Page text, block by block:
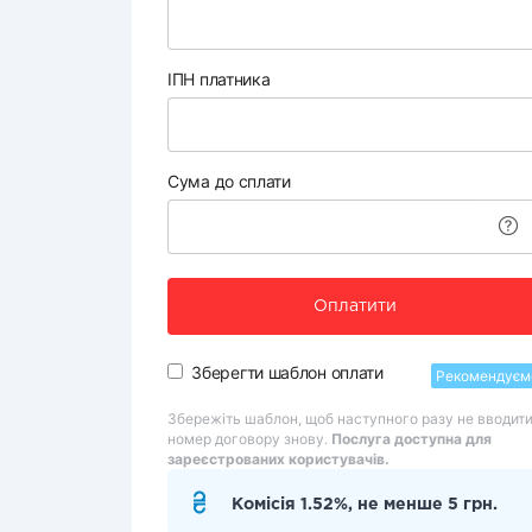
ІПН платника
Сума до сплати
Оплатити
Зберегти шаблон оплати
Збережіть шаблон, щоб наступного разу не вводити
номер договору знову. Послуга доступна для
зареєстрованих користувачів.
Комісія 1.52%, не менше 5 грн.